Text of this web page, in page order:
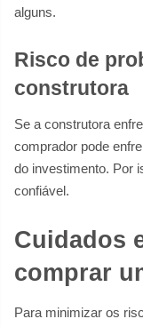
alguns.
Risco de
construtora
Se a construtora
comprador pode
do investimento. Por
confiável.
Cuidados
comprar
Para minimizar os